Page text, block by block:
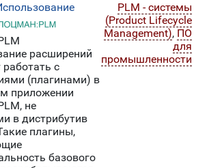
расширений
работать с
(плагинами) в
приложении
не
в дистрибутив
плагины,
базового
PLM - системы
(Product Lifecycle
Management), ПО
для
промышленности